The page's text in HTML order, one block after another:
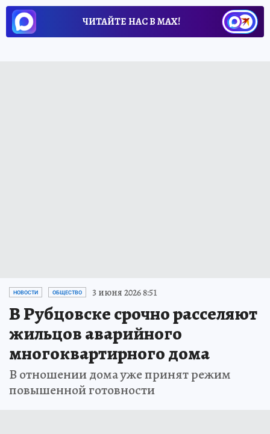
ЧИТАЙТЕ НАС В МАХ!
НОВОСТИ ОБЩЕСТВО 3 июня 2026 8:51
В Рубцовске срочно расселяют
жильцов аварийного
многоквартирного дома
В отношении дома уже принят режим
повышенной готовности